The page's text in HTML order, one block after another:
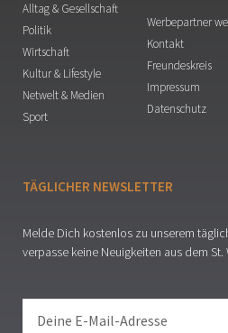
Alltag & Gesellschaft
Politik
Wirtschaft
Kultur & Lifestyle
Netwelt & Medien
Sport
Werbepartner
Kontakt
Freundeskreis
Impressum
Datenschutz
TÄGLICHER NEWSLETTER
Melde Dich kostenlos zu unserem
verpasse keine Neuigkeiten aus dem St.